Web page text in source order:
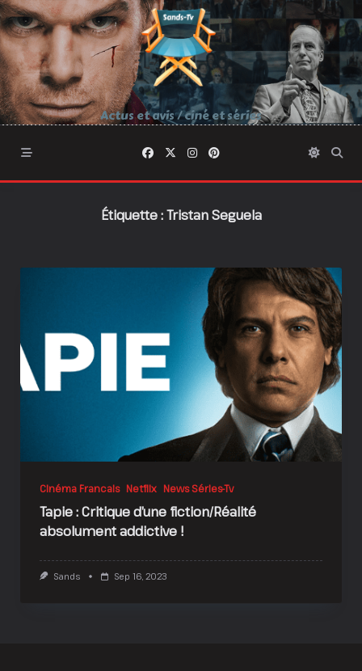
Skip
to
content
Actus et avis / ciné et séries
Étiquette :Tristan Seguela
Cinéma Francais Netflix News Séries-Tv
Tapie : Critique d’une fiction/Réalité
absolument addictive !
Sands Sep 16, 2023